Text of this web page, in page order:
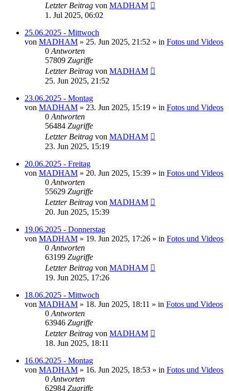
Letzter Beitrag von MADHAM
1. Jul 2025, 06:02
25.06.2025 - Mittwoch
von MADHAM » 25. Jun 2025, 21:52 » in Fotos und Videos
0 Antworten
57809 Zugriffe
Letzter Beitrag von MADHAM
25. Jun 2025, 21:52
23.06.2025 - Montag
von MADHAM » 23. Jun 2025, 15:19 » in Fotos und Videos
0 Antworten
56484 Zugriffe
Letzter Beitrag von MADHAM
23. Jun 2025, 15:19
20.06.2025 - Freitag
von MADHAM » 20. Jun 2025, 15:39 » in Fotos und Videos
0 Antworten
55629 Zugriffe
Letzter Beitrag von MADHAM
20. Jun 2025, 15:39
19.06.2025 - Donnerstag
von MADHAM » 19. Jun 2025, 17:26 » in Fotos und Videos
0 Antworten
63199 Zugriffe
Letzter Beitrag von MADHAM
19. Jun 2025, 17:26
18.06.2025 - Mittwoch
von MADHAM » 18. Jun 2025, 18:11 » in Fotos und Videos
0 Antworten
63946 Zugriffe
Letzter Beitrag von MADHAM
18. Jun 2025, 18:11
16.06.2025 - Montag
von MADHAM » 16. Jun 2025, 18:53 » in Fotos und Videos
0 Antworten
62984 Zugriffe